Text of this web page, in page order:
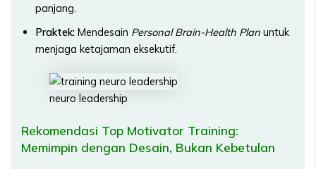
panjang.
Praktek: Mendesain Personal Brain-Health Plan untuk
menjaga ketajaman eksekutif.
neuro leadership
Rekomendasi Top Motivator Training:
Memimpin dengan Desain, Bukan Kebetulan